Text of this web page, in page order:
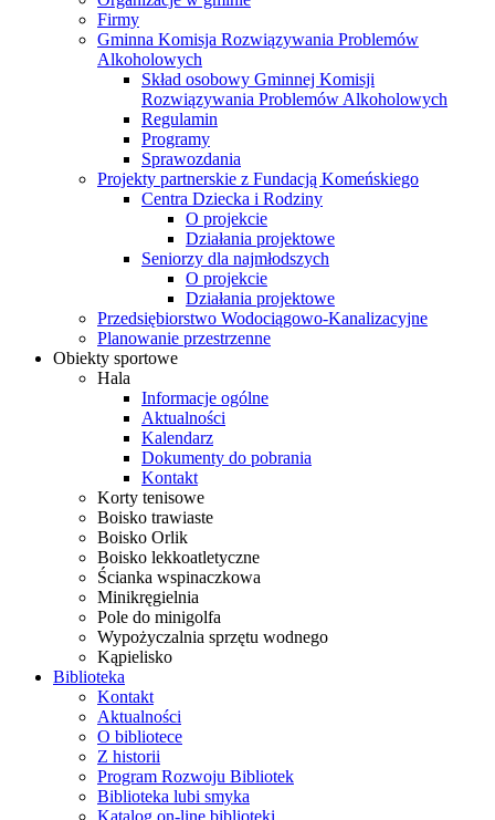
Firmy
Gminna Komisja Rozwiązywania Problemów
Alkoholowych
Skład osobowy Gminnej Komisji
Rozwiązywania Problemów Alkoholowych
Regulamin
Programy
Sprawozdania
Projekty partnerskie z Fundacją Komeńskiego
Centra Dziecka i Rodziny
O projekcie
Działania projektowe
Seniorzy dla najmłodszych
O projekcie
Działania projektowe
Przedsiębiorstwo Wodociągowo-Kanalizacyjne
Planowanie przestrzenne
Obiekty sportowe
Hala
Informacje ogólne
Aktualności
Kalendarz
Dokumenty do pobrania
Kontakt
Korty tenisowe
Boisko trawiaste
Boisko Orlik
Boisko lekkoatletyczne
Ścianka wspinaczkowa
Minikręgielnia
Pole do minigolfa
Wypożyczalnia sprzętu wodnego
Kąpielisko
Biblioteka
Kontakt
Aktualności
O bibliotece
Z historii
Program Rozwoju Bibliotek
Biblioteka lubi smyka
Katalog on-line biblioteki